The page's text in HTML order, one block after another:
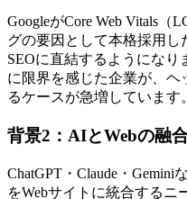
GoogleがCore Web Vitals（
グの要因として本格採用
SEOに直結するようにな
に限界を感じた企業が、ヘ
るケースが急増しています。
背景2：AIとWebの融
ChatGPT・Claude・Gemini
をWebサイトに統合する